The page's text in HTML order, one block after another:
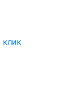
клик